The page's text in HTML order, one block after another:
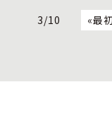
3/10 «最